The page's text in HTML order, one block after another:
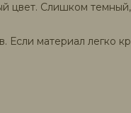
цвет. Слишком
материал легко